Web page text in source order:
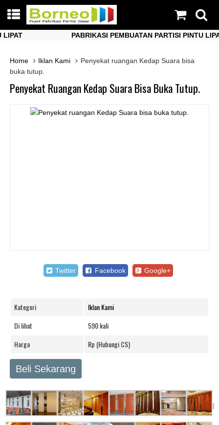
PABRIKASI PEMBUATAN PARTISI PINTU LIPAT
Home
Iklan Kami
Penyekat ruangan Kedap Suara bisa
buka tutup.
Penyekat Ruangan Kedap Suara Bisa Buka Tutup.
Twitter Facebook Google+
Kategori
Iklan Kami
Di lihat
590 kali
Harga
Rp (Hubungi CS)
Beli Sekarang